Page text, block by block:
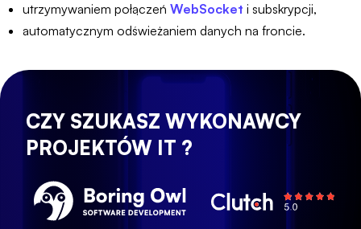
utrzymywaniem połączeń WebSocket i subskrypcji,
automatycznym odświeżaniem danych na froncie.
CZY SZUKASZ WYKONAWCY
PROJEKTÓW IT ?